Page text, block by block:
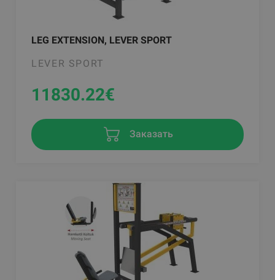
LEG EXTENSION, LEVER SPORT
LEVER SPORT
11830.22€
Заказать